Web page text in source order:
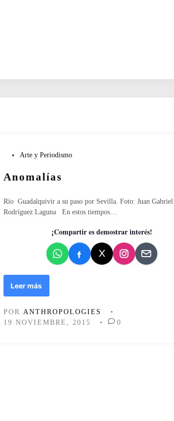
b
i
c
Arte y Periodismo
Anomalías
Río Guadalquivir a su paso por Sevilla. Foto: Juan Gabriel
Rodríguez Laguna En estos tiempos…
¡Compartir es demostrar interés!
A
n
m
a
Leer más
POR ANTHROPOLOGIES
•
19 NOVIEMBRE, 2015
• 0